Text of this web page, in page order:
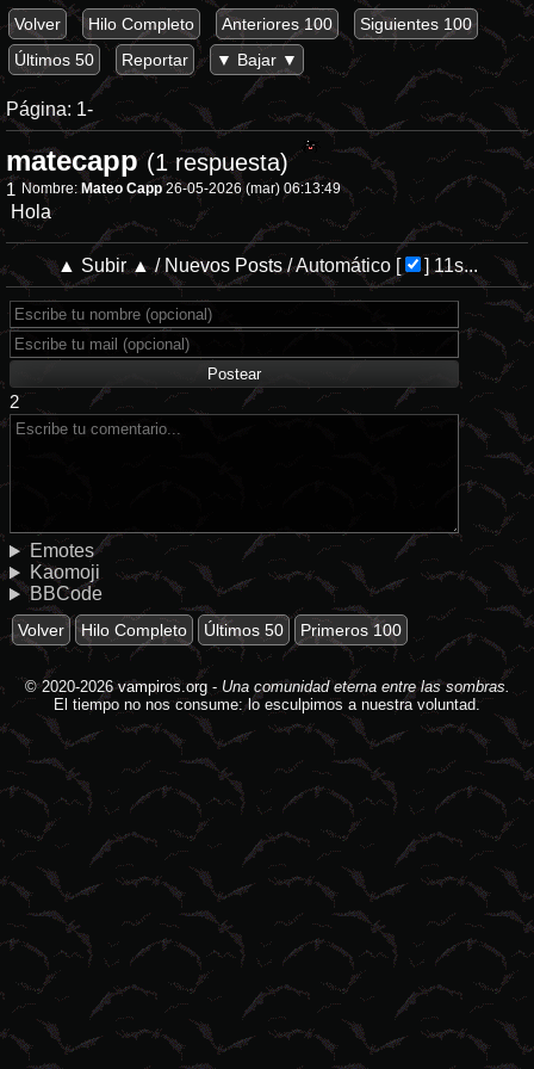
Volver Hilo Completo Anteriores 100
Siguientes 100
Últimos 50
Reportar ▼ Bajar ▼
Página: 1-
matecapp (1 respuesta)
1 Nombre: Mateo Capp 26-05-2026 (mar) 06:13:49
Hola
▲ Subir ▲ / Nuevos Posts/Automático[ ] 11s...
2
Emotes
Kaomoji
BBCode
Volver Hilo Completo Últimos 50 Primeros 100
© 2020-2026vampiros.org- Una comunidad eterna entre las sombras.
El tiempo no nos consume: lo esculpimos a nuestra voluntad.